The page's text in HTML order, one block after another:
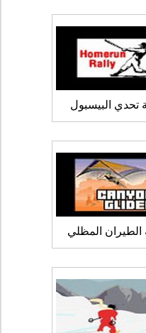
تحدي البيسبول
الطيران المظلي